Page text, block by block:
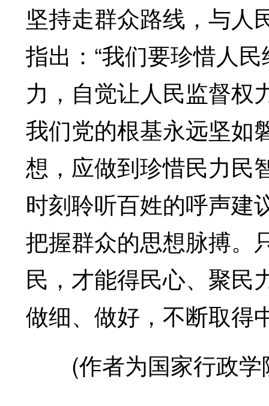
坚持走群众路线，与人
指出：“我们要珍惜人
力，自觉让人民监督权
我们党的根基永远坚如
想，应做到珍惜民力民
时刻聆听百姓的呼声建
把握群众的思想脉搏。
民，才能得民心、聚民
做细、做好，不断取得
(作者为国家行政学